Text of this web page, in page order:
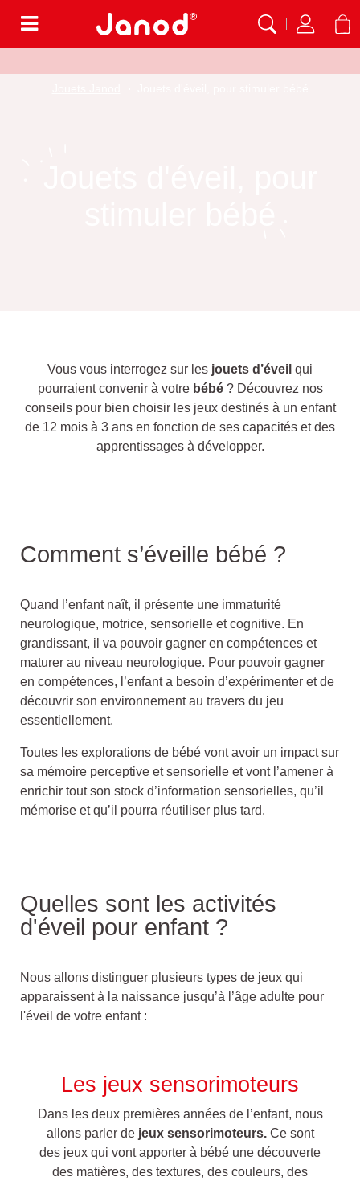
Vous vous interrogez sur les jouets d’éveil qui
pourraient convenir à votre bébé? Découvrez nos
conseils pour bien choisir les jeux destinés à un enfant
de 12 mois à 3 ans en fonction de ses capacités et des
apprentissages à développer.
Comment s’éveille bébé ?
Quand l’enfant naît, il présente une immaturité
neurologique, motrice, sensorielle et cognitive. En
grandissant, il va pouvoir gagner en compétences et
maturer au niveau neurologique. Pour pouvoir gagner
en compétences, l’enfant a besoin d’expérimenter et de
découvrir son environnement au travers du jeu
essentiellement.
Toutes les explorations de bébé vont avoir un impact sur
sa mémoire perceptive et sensorielle et vont l’amener à
enrichir tout son stock d’information sensorielles, qu’il
mémorise et qu’il pourra réutiliser plus tard.
Quelles sont les activités
d'éveil pour enfant ?
Nous allons distinguer plusieurs types de jeux qui
apparaissent à la naissance jusqu’à l’âge adulte pour
l'éveil de votre enfant :
Les jeux sensorimoteurs
Dans les deux premières années de l’enfant, nous
allons parler dejeux sensorimoteurs.Ce sont
des jeux qui vont apporter à bébé une découverte
des matières, des textures, des couleurs, des